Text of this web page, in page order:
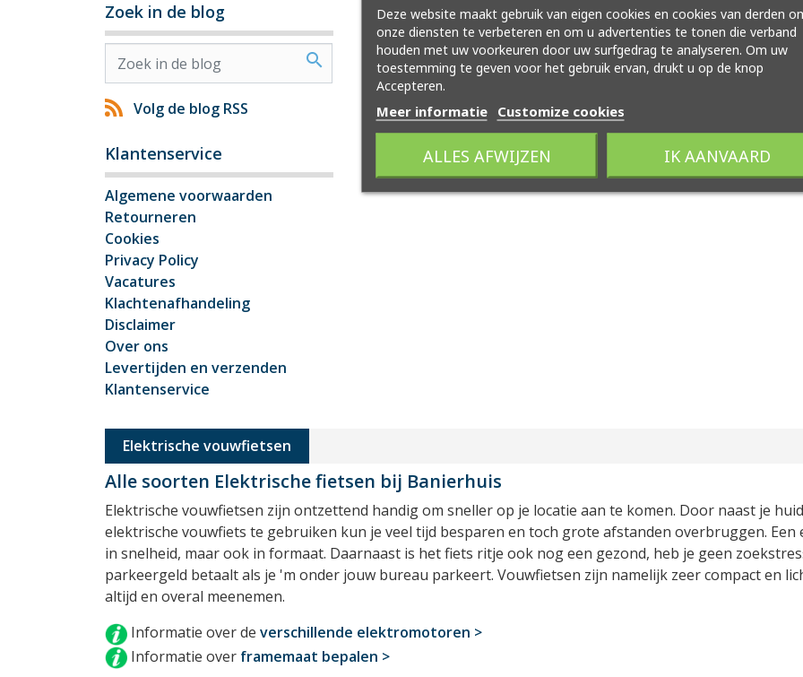
Zoek in de blog
search
Volg de blog RSS
Klantenservice
Algemene voorwaarden
Retourneren
Cookies
Privacy Policy
Vacatures
Klachtenafhandeling
Disclaimer
Over ons
Levertijden en verzenden
Klantenservice
Elektrische vouwfietsen
Alle soorten Elektrische fietsen bij Banierhuis
Elektrische vouwfietsen zijn ontzettend handig om sneller op je locatie aan te komen. Door naast je
elektrische vouwfiets te gebruiken kun je veel tijd besparen en toch grote afstanden overbruggen.
in snelheid, maar ook in formaat. Daarnaast is het fiets ritje ook nog een gezond, heb je geen
parkeergeld betaalt als je 'm onder jouw bureau parkeert. Vouwfietsen zijn namelijk zeer compact en
altijd en overal meenemen.
Informatie over de verschillende elektromotoren >
Informatie over framemaat bepalen >
Deze website maakt gebruik van eigen cookies en cookies van derden
onze diensten te verbeteren en om u advertenties te tonen die verband
houden met uw voorkeuren door uw surfgedrag te analyseren. Om uw
toestemming te geven voor het gebruik ervan, drukt u op de knop
Accepteren.
Meer informatie Customize cookies
ALLES AFWIJZEN IK AANVAARD